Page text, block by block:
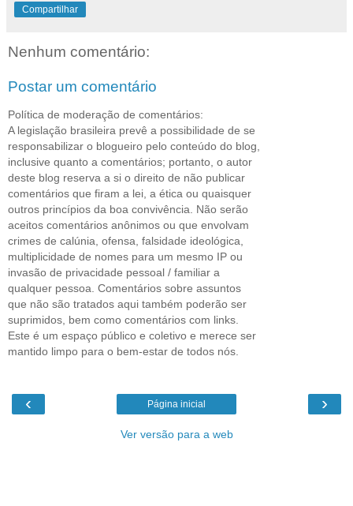
Compartilhar
Nenhum comentário:
Postar um comentário
Política de moderação de comentários:
A legislação brasileira prevê a possibilidade de se
responsabilizar o blogueiro pelo conteúdo do blog,
inclusive quanto a comentários; portanto, o autor
deste blog reserva a si o direito de não publicar
comentários que firam a lei, a ética ou quaisquer
outros princípios da boa convivência. Não serão
aceitos comentários anônimos ou que envolvam
crimes de calúnia, ofensa, falsidade ideológica,
multiplicidade de nomes para um mesmo IP ou
invasão de privacidade pessoal / familiar a
qualquer pessoa. Comentários sobre assuntos
que não são tratados aqui também poderão ser
suprimidos, bem como comentários com links.
Este é um espaço público e coletivo e merece ser
mantido limpo para o bem-estar de todos nós.
‹ ›
Página inicial
Ver versão para a web